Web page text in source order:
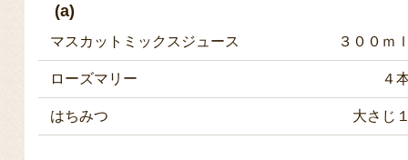
(a)
マスカットミックスジュース ３００ｍ
ローズマリー ４
はちみつ 大さじ